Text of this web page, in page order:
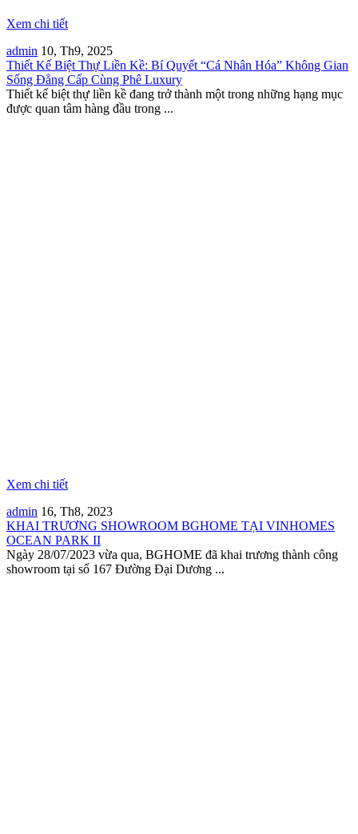
Xem chi tiết
admin 10, Th9, 2025
Thiết Kế Biệt Thự Liền Kề: Bí Quyết “Cá Nhân Hóa” Không Gian
Sống Đẳng Cấp Cùng Phê Luxury
Thiết kế biệt thự liền kề đang trở thành một trong những hạng mục
được quan tâm hàng đầu trong ...
Xem chi tiết
admin 16, Th8, 2023
KHAI TRƯƠNG SHOWROOM BGHOME TẠI VINHOMES
OCEAN PARK II
Ngày 28/07/2023 vừa qua, BGHOME đã khai trương thành công
showroom tại số 167 Đường Đại Dương ...